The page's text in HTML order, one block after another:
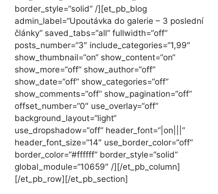
border_style=“solid“ /][et_pb_blog
admin_label=“Upoutávka do galerie – 3 poslední
články“ saved_tabs=“all“ fullwidth=“off“
posts_number=“3″ include_categories=“1,99″
show_thumbnail=“on“ show_content=“on“
show_more=“off“ show_author=“off“
show_date=“off“ show_categories=“off“
show_comments=“off“ show_pagination=“off“
offset_number=“0″ use_overlay=“off“
background_layout=“light“
use_dropshadow=“off“ header_font=“|on|||“
header_font_size=“14″ use_border_color=“off“
border_color=“#ffffff“ border_style=“solid“
global_module=“10659″ /][/et_pb_column]
[/et_pb_row][/et_pb_section]